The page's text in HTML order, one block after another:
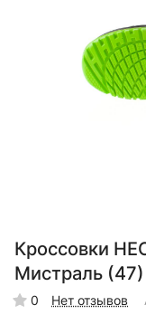
Кроссовки
Мистраль (47)
0 Нет отзывов